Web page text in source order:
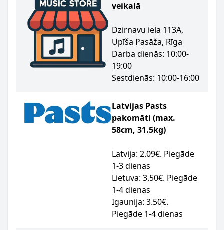
veikalā
Dzirnavu iela 113A,
Upīša Pasāža, Rīga
Darba dienās: 10:00-
19:00
Sestdienās: 10:00-16:00
Latvijas Pasts
pakomāti (max.
58cm, 31.5kg)
Latvija: 2.09€. Piegāde
1-3 dienas
Lietuva: 3.50€. Piegāde
1-4 dienas
Igaunija: 3.50€.
Piegāde 1-4 dienas